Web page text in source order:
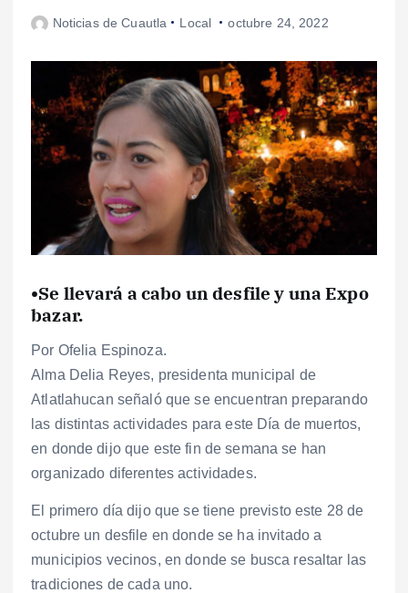
Noticias de Cuautla Local octubre 24, 2022
•Se llevará a cabo un desfile y una Expo
bazar.
Por Ofelia Espinoza.
Alma Delia Reyes, presidenta municipal de
Atlatlahucan señaló que se encuentran preparando
las distintas actividades para este Día de muertos,
en donde dijo que este fin de semana se han
organizado diferentes actividades.
El primero día dijo que se tiene previsto este 28 de
octubre un desfile en donde se ha invitado a
municipios vecinos, en donde se busca resaltar las
tradiciones de cada uno.